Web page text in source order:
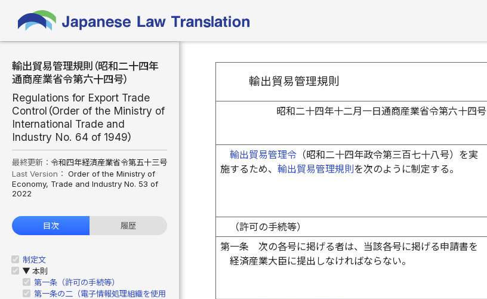
輸出貿易管理規則（昭和二十四年
通商産業省令第六十四号）
Regulations for Export Trade
Control（Order of the Ministry of
International Trade and
Industry No. 64 of 1949）
最終更新： 令和四年経済産業省令第五十三号
Last Version： Order of the Ministry of
Economy, Trade and Industry No. 53 of
2022
目次 履歴
制定文
▶ 本則
第一条（許可の手続等）
第一条の二（電子情報処理組織を使用
輸出貿易管理規則
昭和二十四年十二月一日通商産業省令第六十四号
輸出貿易管理令 （昭和二十四年政令第三百七十八号）を実
施するため、 輸出貿易管理規則 を次のように制定する。
（許可の手続等）
第一条
次の各号に掲げる者は、当該各号に掲げる申請書を
経済産業大臣に提出しなければならない。